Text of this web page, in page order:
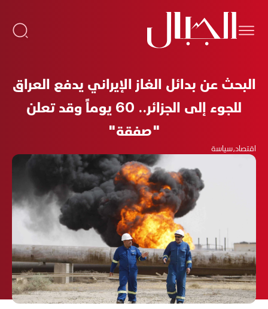
البحث عن بدائل الغاز الإيراني يدفع العراق
للجوء إلى الجزائر.. 60 يوماً وقد تعلن
"صفقة"
اقتصاد،سياسة